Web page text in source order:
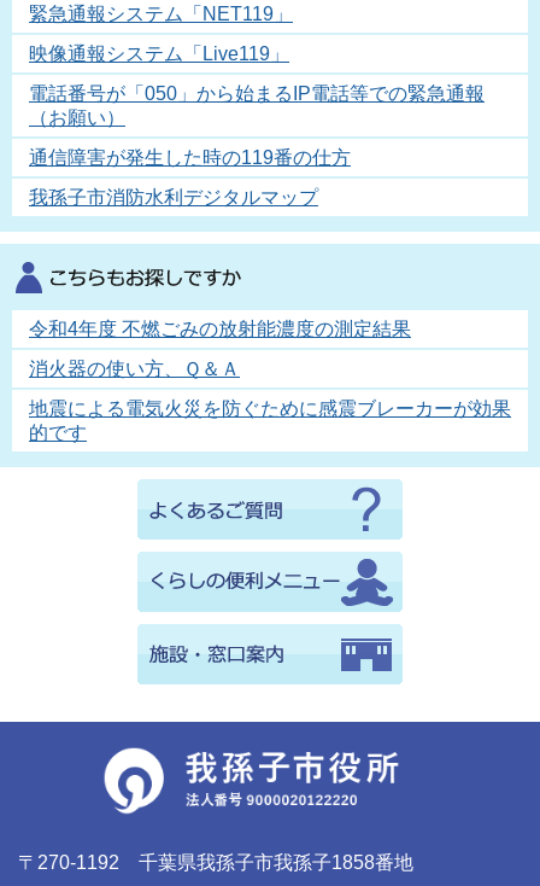
緊急通報システム「NET119」
映像通報システム「Live119」
電話番号が「050」から始まるIP電話等での緊急通報
（お願い）
通信障害が発生した時の119番の仕方
我孫子市消防水利デジタルマップ
令和4年度 不燃ごみの放射能濃度の測定結果
消火器の使い方、Ｑ＆Ａ
地震による電気火災を防ぐために感震ブレーカーが効果
的です
〒270-1192 千葉県我孫子市我孫子1858番地